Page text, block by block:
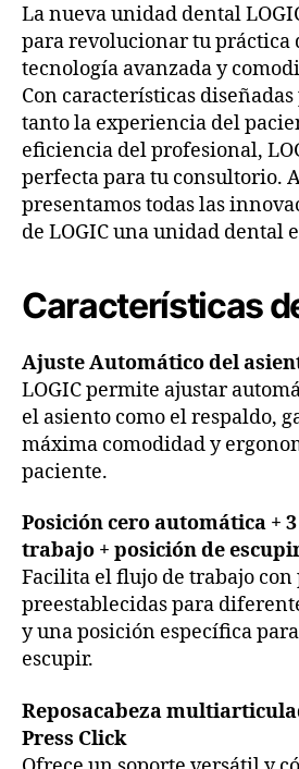
La nueva unidad dental
para revolucionar tu práctica
tecnología avanzada y
Con características
tanto la experiencia del
eficiencia del profesional,
perfecta para tu consultorio.
presentamos todas las
de LOGIC una unidad dental
Características
Ajuste Automático del
LOGIC permite ajustar
el asiento como el respaldo,
máxima comodidad y
paciente.
Posición cero automática +
trabajo + posición de
Facilita el flujo de trabajo con
preestablecidas para
y una posición específica
escupir.
Reposacabeza
Press Click